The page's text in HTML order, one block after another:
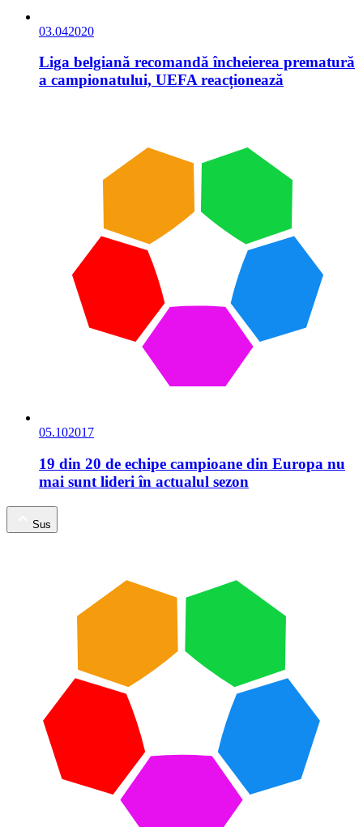
03.042020
Liga belgiană recomandă încheierea prematură
a campionatului, UEFA reacționează
05.102017
19 din 20 de echipe campioane din Europa nu
mai sunt lideri în actualul sezon
Sus